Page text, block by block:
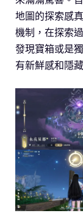
地圖的探索感
機制，在探索
發現寶箱或是
有新鮮感和隱